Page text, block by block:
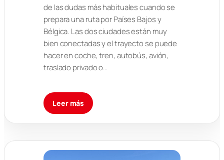
de las dudas más habituales cuando se
prepara una ruta por Países Bajos y
Bélgica. Las dos ciudades están muy
bien conectadas y el trayecto se puede
hacer en coche, tren, autobús, avión,
traslado privado o…
Leer más